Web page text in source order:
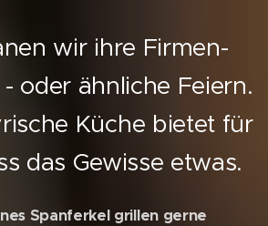
wir ihre Firmen-
oder ähnliche Feiern.
Küche bietet für
das Gewisse etwas.
Spanferkel grillen gerne